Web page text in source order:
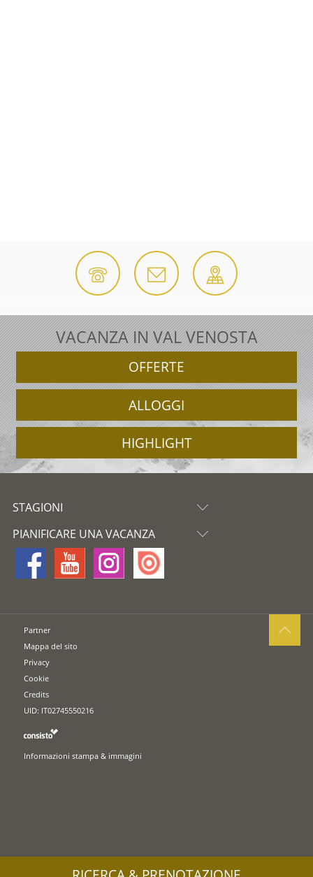
VACANZA IN VAL VENOSTA
OFFERTE
ALLOGGI
HIGHLIGHT
STAGIONI
PIANIFICARE UNA VACANZA
Partner
Mappa del sito
Privacy
Cookie
Credits
UID: IT02745550216
Informazioni stampa & immagini